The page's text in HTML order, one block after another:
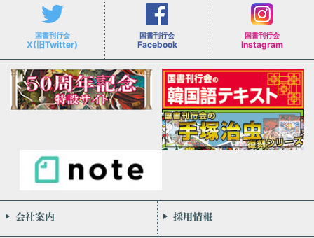
国書刊行会
X(旧Twitter)
国書刊行会
Facebook
国書刊行会
Instagram
会社案内